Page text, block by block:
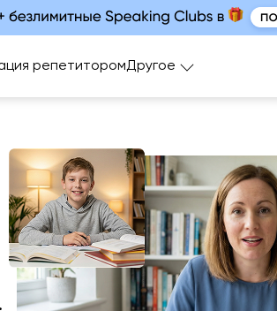
репетиторомДругое
Подобрать